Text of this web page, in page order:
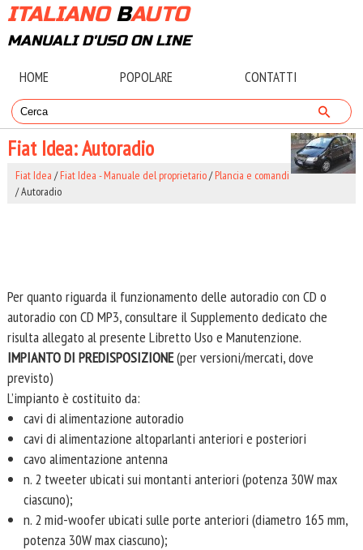
ITALIANOBAUTO
MANUALI D'USO ON LINE
HOME POPOLARE CONTATTI
Fiat Idea: Autoradio
Fiat Idea /Fiat Idea - Manuale del proprietario/Plancia e comandi
/ Autoradio
Per quanto riguarda il funzionamento delle autoradio con CD o
autoradio con CD MP3, consultare il Supplemento dedicato che
risulta allegato al presente Libretto Uso e Manutenzione.
IMPIANTO DI PREDISPOSIZIONE(per versioni/mercati, dove
previsto)
L’impianto è costituito da:
cavi di alimentazione autoradio
cavi di alimentazione altoparlanti anteriori e posteriori
cavo alimentazione antenna
n. 2 tweeter ubicati sui montanti anteriori (potenza 30W max
ciascuno);
n. 2 mid-woofer ubicati sulle porte anteriori (diametro 165 mm,
potenza 30W max ciascuno);